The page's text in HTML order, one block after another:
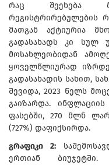
რაც შეეხება
რეგისტრირებულების
მათგან აქტიურია
გადასახადს კი სულ
მოსახლეობიდან
ყოველწლიურად
გადასახადის სახით,
შევიდა, 2023 წელს
გაიზარდა.
ფასებში, 270 მლნ
(727%) დაფიქსირდა.
გრაფიკი 2:
ერთიან